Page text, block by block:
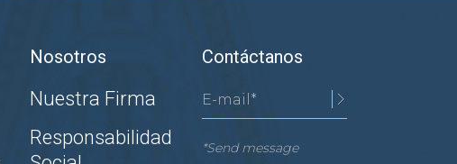
Nosotros
Nuestra Firma
Responsabilidad
Contáctanos
*Send message